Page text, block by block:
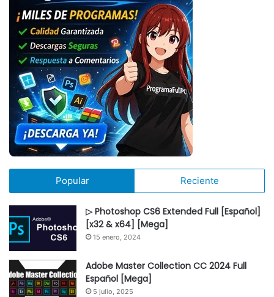
Popular Reciente
▷ Photoshop CS6 Extended Full [Español]
[x32 & x64] [Mega]
15 enero, 2024
Adobe Master Collection CC 2024 Full
Español [Mega]
5 julio, 2025